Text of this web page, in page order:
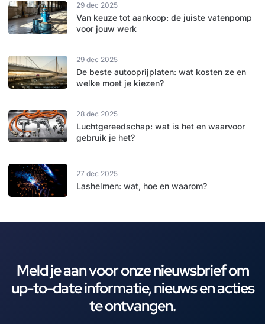
29 dec 2025
Van keuze tot aankoop: de juiste vatenpomp
voor jouw werk
29 dec 2025
De beste autooprijplaten: wat kosten ze en
welke moet je kiezen?
28 dec 2025
Luchtgereedschap: wat is het en waarvoor
gebruik je het?
27 dec 2025
Lashelmen: wat, hoe en waarom?
Meld je aan voor onze nieuwsbrief om
up-to-date informatie, nieuws en acties
te ontvangen.